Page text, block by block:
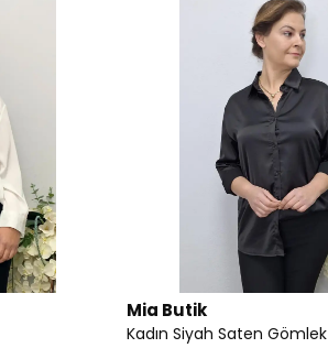
Mia Butik
Kadın Siyah Saten Gömlek